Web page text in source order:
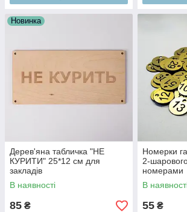
Новинка
Дерев'яна табличка "НЕ
КУРИТИ" 25*12 см для
закладів
В наявності
85 ₴
Номерки
2-
номерами
В
55 ₴